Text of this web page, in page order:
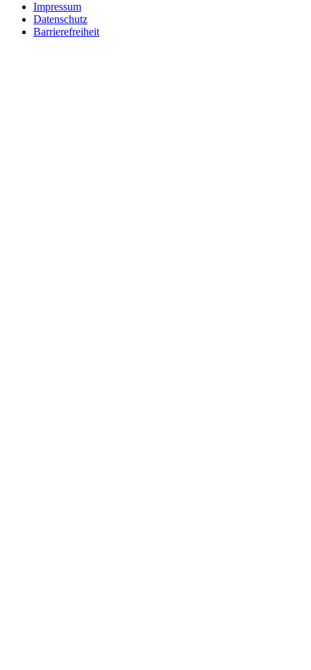
Impressum
Datenschutz
Barrierefreiheit